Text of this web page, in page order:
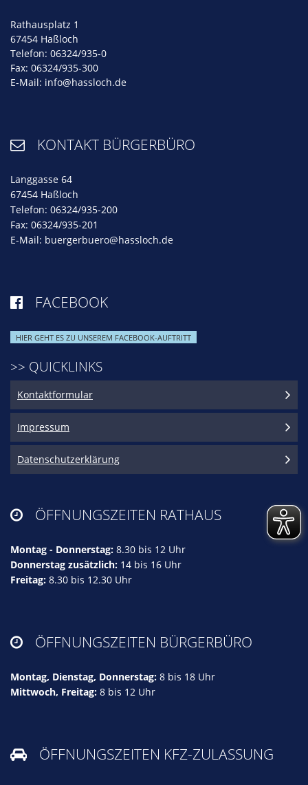
Rathausplatz 1
67454 Haßloch
Telefon: 06324/935-0
Fax: 06324/935-300
E-Mail: info@hassloch.de
 KONTAKT BÜRGERBÜRO
Langgasse 64
67454 Haßloch
Telefon: 06324/935-200
Fax: 06324/935-201
E-Mail: buergerbuero@hassloch.de
 FACEBOOK
HIER GEHT ES ZU UNSEREM FACEBOOK-AUFTRITT
>> QUICKLINKS
Kontaktformular
Impressum
Datenschutzerklärung
 ÖFFNUNGSZEITEN RATHAUS
Montag - Donnerstag: 8.30 bis 12 Uhr
Donnerstag zusätzlich: 14 bis 16 Uhr
Freitag: 8.30 bis 12.30 Uhr
 ÖFFNUNGSZEITEN BÜRGERBÜRO
Montag, Dienstag, Donnerstag: 8 bis 18 Uhr
Mittwoch, Freitag: 8 bis 12 Uhr
 ÖFFNUNGSZEITEN KFZ-ZULASSUNG